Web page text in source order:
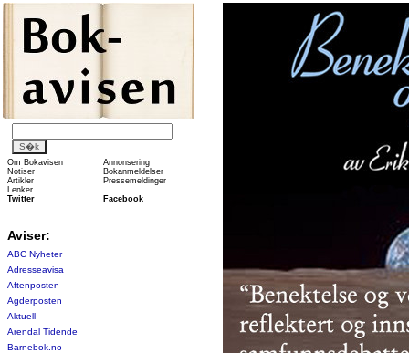
Om Bokavisen
Annonsering
Notiser
Bokanmeldelser
Artikler
Pressemeldinger
Lenker
Twitter
Facebook
Aviser:
ABC Nyheter
Adresseavisa
Aftenposten
Agderposten
Aktuell
Arendal Tidende
Barnebok.no